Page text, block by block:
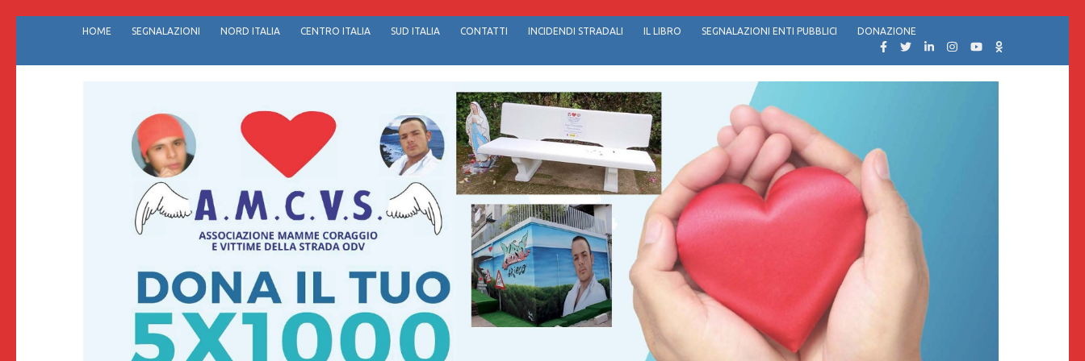
contenuto
HOME SEGNALAZIONI NORD ITALIA CENTRO ITALIA SUD ITALIA CONTATTI INCIDENDI STRADALI IL LIBRO SEGNALAZIONI ENTI PUBBLICI DONAZIONE